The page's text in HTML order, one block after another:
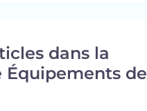
dans la
Équipements de